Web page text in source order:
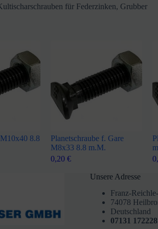
für Federzinken, Grubber
8.8
Planetschraube f. Gare
M8x33 8.8 m.M.
0,20€
Unsere Adresse
Franz-
74078
Deutschland
07131 172228